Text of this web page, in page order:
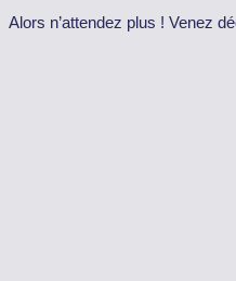
Alors n’attendez plus ! Venez